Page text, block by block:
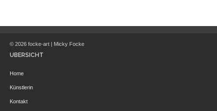
© 2026 focke-art | Micky Focke
ÜBERSICHT
Home
Künstlerin
Kontakt